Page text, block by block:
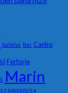
balıklar Bar Canlısı
Ferforje
Marin
MRKN5014